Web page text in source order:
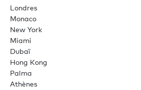
Londres
Monaco
New York
Miami
Dubaï
Hong Kong
Palma
Athènes